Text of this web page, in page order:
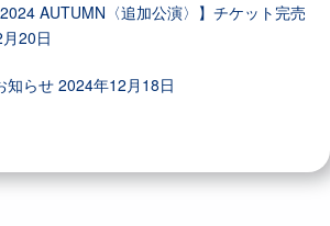
2024 AUTUMN〈追加公演〉】チケット完売
20日
知らせ 2024年12月18日